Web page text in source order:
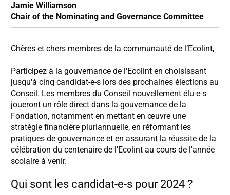
Jamie Williamson
Chair of the Nominating and Governance Committee
Chères et chers membres de la communauté de l’Ecolint,
Participez à la gouvernance de l'Ecolint en choisissant
jusqu'à cinq candidat-e-s lors des prochaines élections au
Conseil. Les membres du Conseil nouvellement élu-e-s
joueront un rôle direct dans la gouvernance de la
Fondation, notamment en mettant en œuvre une
stratégie financière pluriannuelle, en réformant les
pratiques de gouvernance et en assurant la réussite de la
célébration du centenaire de l'Ecolint au cours de l'année
scolaire à venir.
Qui sont les candidat-e-s pour 2024 ?